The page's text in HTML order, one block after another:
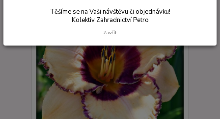
Těšíme se na Vaši návštěvu či objednávku!
Kolektiv Zahradnictví Petro
Zavřít